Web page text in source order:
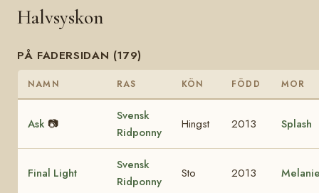
Halvsyskon
PÅ FADERSIDAN (179)
NAMN RAS KÖN FÖDD MOR
Ask 📷
Svensk
Ridponny
Hingst 2013 Splash
Final Light
Svensk
Ridponny
Sto 2013